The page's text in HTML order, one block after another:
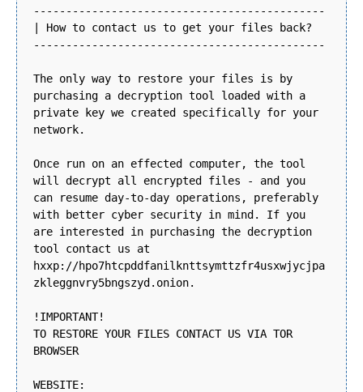
---------------------------------------------
| How to contact us to get your files back?
---------------------------------------------
The only way to restore your files is by
purchasing a decryption tool loaded with a
private key we created specifically for your
network.
Once run on an effected computer, the tool
will decrypt all encrypted files - and you
can resume day-to-day operations, preferably
with better cyber security in mind. If you
are interested in purchasing the decryption
tool contact us at
hxxp://hpo7htcpddfanilknttsymttzfr4usxwjycjpa
zkleggnvry5bngszyd.onion.
!IMPORTANT!
TO RESTORE YOUR FILES CONTACT US VIA TOR
BROWSER
WEBSITE: